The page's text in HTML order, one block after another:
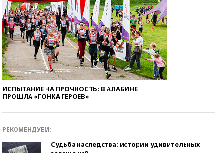
ИСПЫТАНИЕ НА ПРОЧНОСТЬ: В АЛАБИНЕ
ПРОШЛА «ГОНКА ГЕРОЕВ»
РЕКОМЕНДУЕМ:
Судьба наследства: истории удивительных